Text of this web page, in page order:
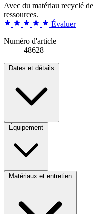
Avec du matériau recyclé
ressources.
Évaluer
Numéro d'article
48628
Dates et détails
Équipement
Matériaux et entretien